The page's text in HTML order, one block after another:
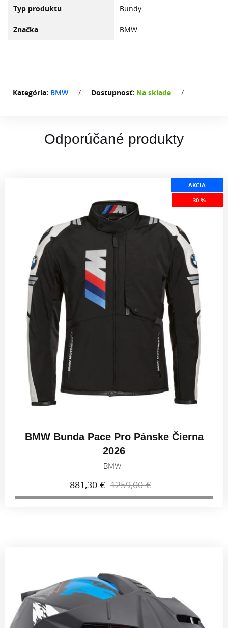
Typ produktu Bundy
Značka BMW
Kategória: BMW / Dostupnosť: Na sklade /
Odporúčané produkty
AKCIA
- 30 %
BMW Bunda Pace Pro Pánske Čierna
2026
BMW
881,30 € 1259,00 €